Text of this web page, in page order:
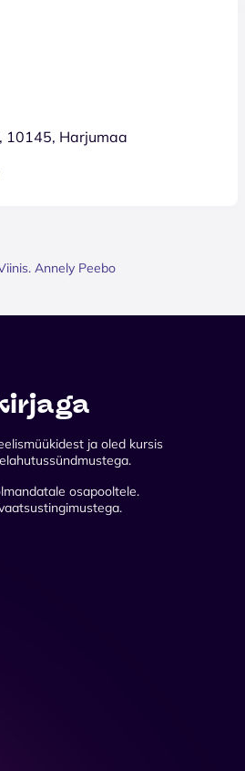
10145, Harjumaa
Annely Peebo
ja oled kursis
osapooltele.